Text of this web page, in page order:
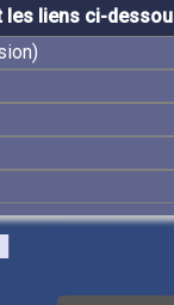
les liens ci-